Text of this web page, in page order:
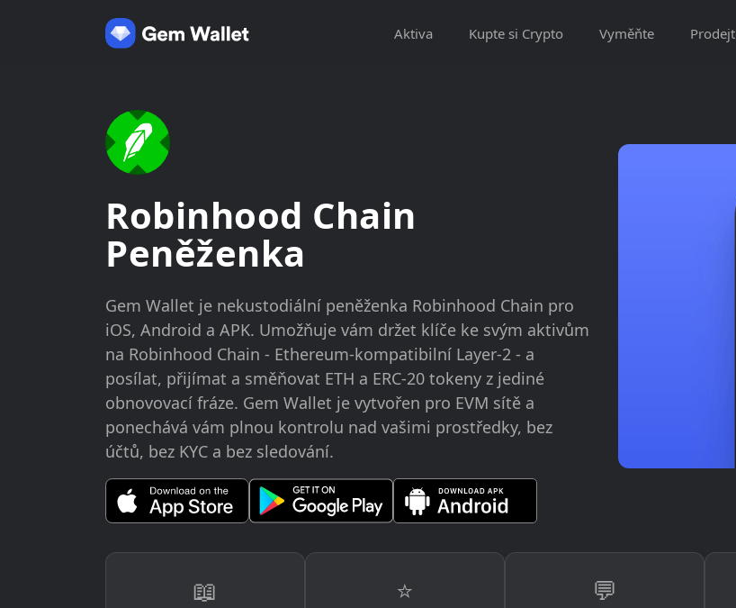
Aktiva Kupte si Crypto Vyměňte
Robinhood Chain
Peněženka
Gem Wallet je nekustodiální peněženka Robinhood Chain pro
iOS, Android a APK. Umožňuje vám držet klíče ke svým aktivům
na Robinhood Chain - Ethereum-kompatibilní Layer-2 - a
posílat, přijímat a směňovat ETH a ERC-20 tokeny z jediné
obnovovací fráze. Gem Wallet je vytvořen pro EVM sítě a
ponechává vám plnou kontrolu nad vašimi prostředky, bez
účtů, bez KYC a bez sledování.
📖 ⭐ 💬